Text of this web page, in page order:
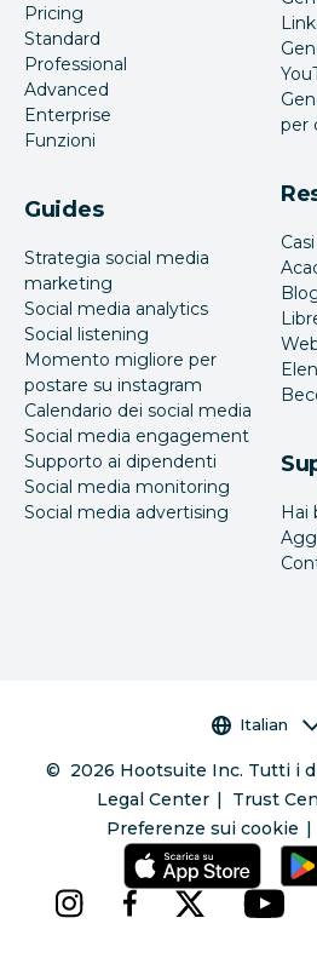
Pricing
Standard
Professional
Advanced
Enterprise
Funzioni
Guides
Strategia social media
marketing
Social media analytics
Social listening
Momento migliore per
postare su instagram
Calendario dei social media
Social media engagement
Supporto ai dipendenti
Social media monitoring
Social media advertising
per
Hai
Selettore
Italian
© 2026 Hootsuite Inc. Tutti i
Legal Center
Trust
Preferenze sui cookie